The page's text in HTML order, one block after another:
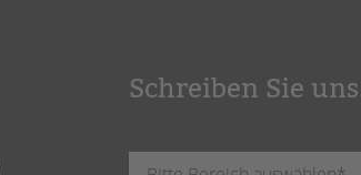
Schreiben Sie